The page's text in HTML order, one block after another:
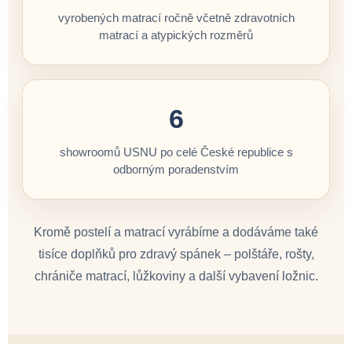
vyrobených matrací ročně včetně zdravotních
matrací a atypických rozměrů
6
showroomů USNU po celé České republice s
odborným poradenstvím
Kromě postelí a matrací vyrábíme a dodáváme také
tisíce doplňků pro zdravý spánek – polštáře, rošty,
chrániče matrací, lůžkoviny a další vybavení ložnic.